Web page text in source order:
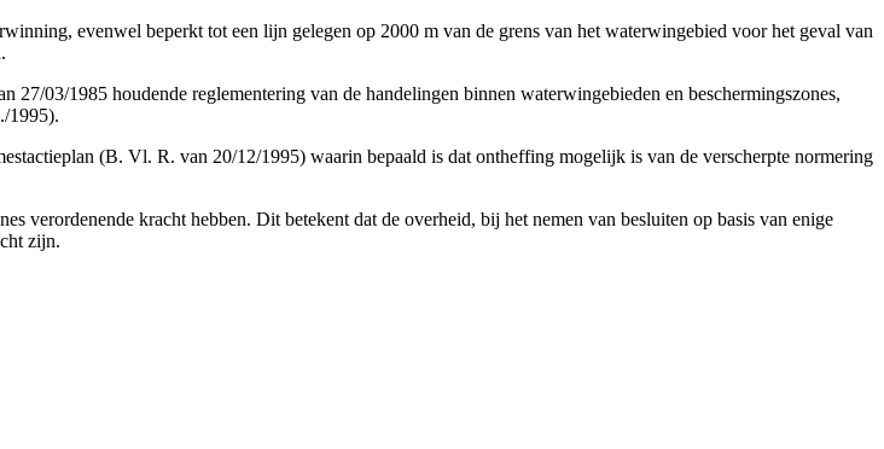
evenwel beperkt tot een lijn gelegen op 2000 m van de grens van het waterwingebied voor het geval van
03/1985 houdende reglementering van de handelingen binnen waterwingebieden en beschermingszones,
1995).
(B. Vl. R. van 20/12/1995) waarin bepaald is dat ontheffing mogelijk is van de verscherpte normering
verordenende kracht hebben. Dit betekent dat de overheid, bij het nemen van besluiten op basis van enige
zijn.